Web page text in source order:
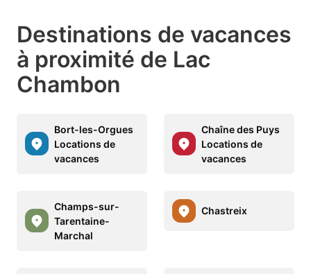
Destinations de vacances
à proximité de Lac
Chambon
Bort-les-Orgues
Locations de
vacances
Chaîne des Puys
Locations de
vacances
Champs-sur-
Tarentaine-
Marchal
Chastreix